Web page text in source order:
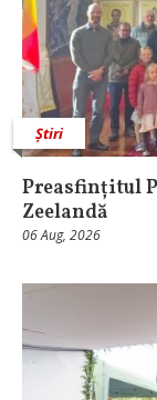
Știri
Preasfințitul
Zeelandă
06 Aug, 2026